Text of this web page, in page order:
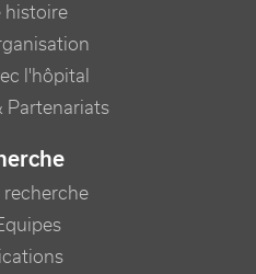
histoire
l'hôpital
Partenariats
recherche